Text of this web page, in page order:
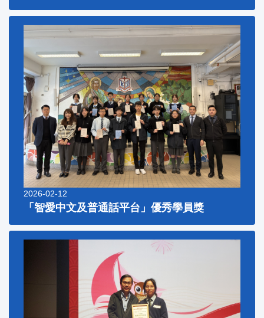
2026-02-12
「智愛中文及普通話平台」優秀學員獎